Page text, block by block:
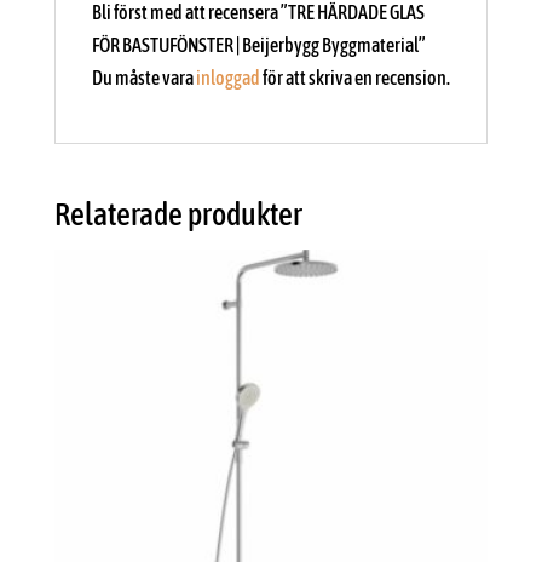
Bli först med att recensera ”TRE HÄRDADE GLAS
FÖR BASTUFÖNSTER | Beijerbygg Byggmaterial”
Du måste varainloggad för att skriva en recension.
Relaterade produkter